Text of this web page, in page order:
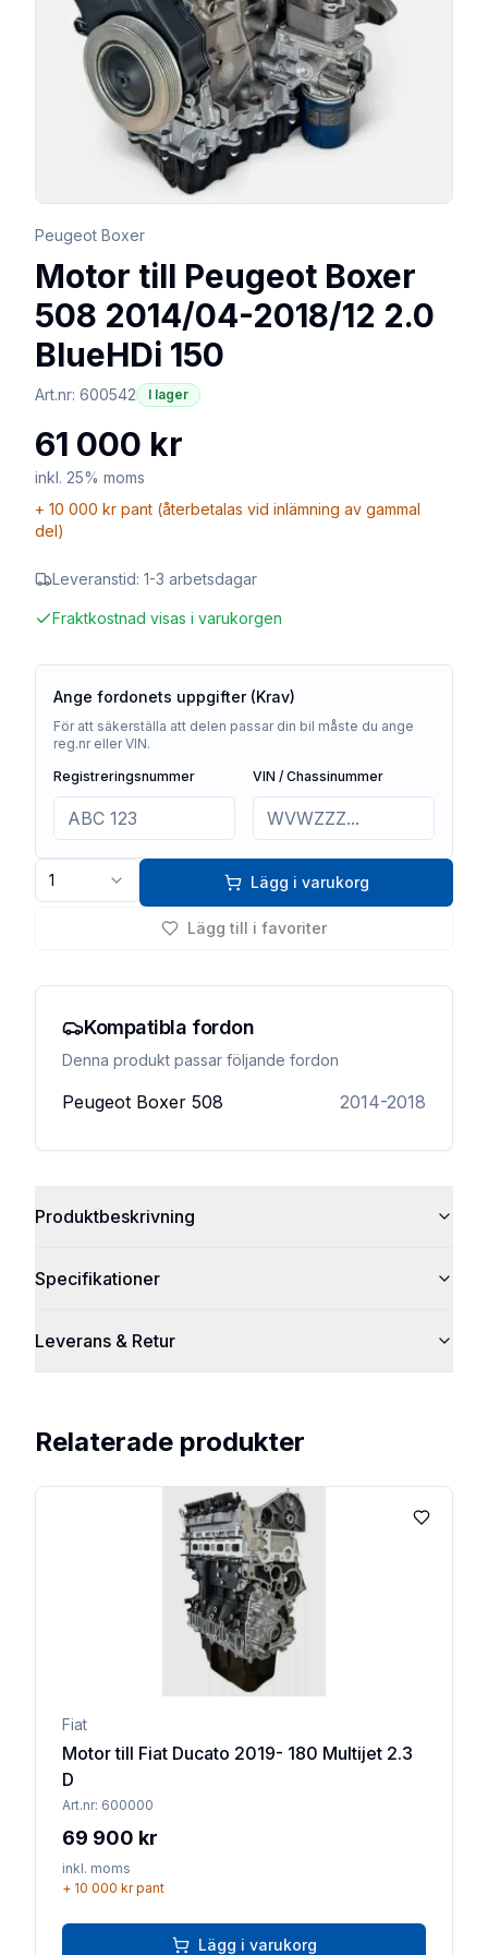
Peugeot Boxer
Motor till Peugeot Boxer
508 2014/04-2018/12 2.0
BlueHDi 150
Art.nr: 600542 I lager
61 000 kr
inkl. 25% moms
+ 10 000 kr pant (återbetalas vid inlämning av gammal
del)
Leveranstid: 1-3 arbetsdagar
Fraktkostnad visas i varukorgen
Ange fordonets uppgifter (Krav)
För att säkerställa att delen passar din bil måste du ange
reg.nr eller VIN.
Registreringsnummer
VIN / Chassinummer
1 Lägg i varukorg
Lägg till i favoriter
Kompatibla fordon
Denna produkt passar följande fordon
Peugeot Boxer 508 2014-2018
Produktbeskrivning
Specifikationer
Leverans & Retur
Relaterade produkter
Lägg till
Fiat
Motor till Fiat Ducato 2019- 180 Multijet 2.3
D
Art.nr: 600000
69 900 kr
inkl. moms
+ 10 000 krpant
Lägg i varukorg